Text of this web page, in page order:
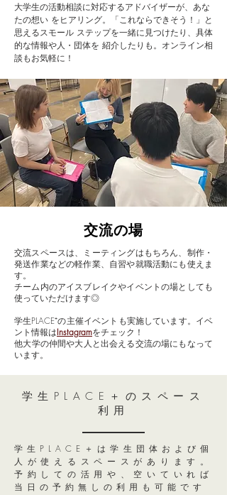
を集めるのか、よく聞かれます。で
も、待っていても人は来ません。」 森
田さんはそう言い切る。 120名という
のは、驚くほどアナログな方法だっ
た。 春のサークル紹介。興
大学生の活動相談に対応するアドバイザーが、あな
たの想い をヒアリング。「これならできそう！」と
思えるスモール ステップを一緒に見つけたり、具体
的な情報や人・団体を 紹介したりも。オンライン相
談もお気軽に！
​交流の場
交流スペースは、ミーティングはもちろん、制作・
発送作業などの軽作業、自習や就職活動にも使えま
す。
チーム内のアイスブレイクやイベントの場としても
使っていただけます◎
学生PLACE⁺の主催イベントも実施しています。イベ
ント情報はInstagramをチェック！
​他大学の仲間や大人と出会える交流の場にもなって
います。
学生PLACE＋のスペース
利用
学生PLACE＋は学生団体および個
人が使えるスペースがあります。
予約しての活用や、空いていれば
当日の予約無しの利用も可能です